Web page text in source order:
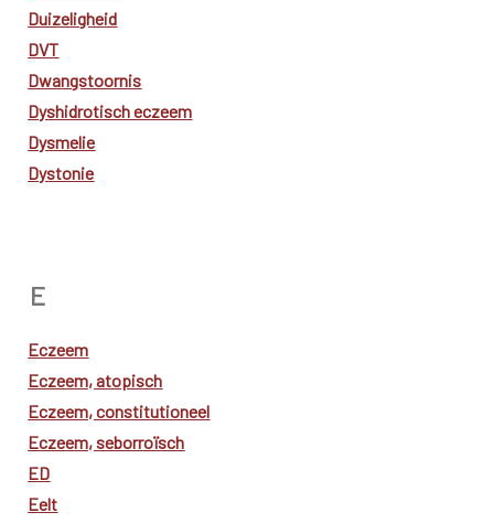
Duizeligheid
DVT
Dwangstoornis
Dyshidrotisch eczeem
Dysmelie
Dystonie
E
Eczeem
Eczeem, atopisch
Eczeem, constitutioneel
Eczeem, seborroïsch
ED
Eelt